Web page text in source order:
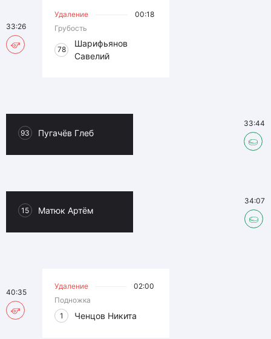
Удаление
00:18
Грубость
78
Шарифьянов
Савелий
33:26
93 Пугачёв Глеб
33:44
15 Матюк Артём
34:07
Удаление
02:00
Подножка
1
Ченцов Никита
40:35